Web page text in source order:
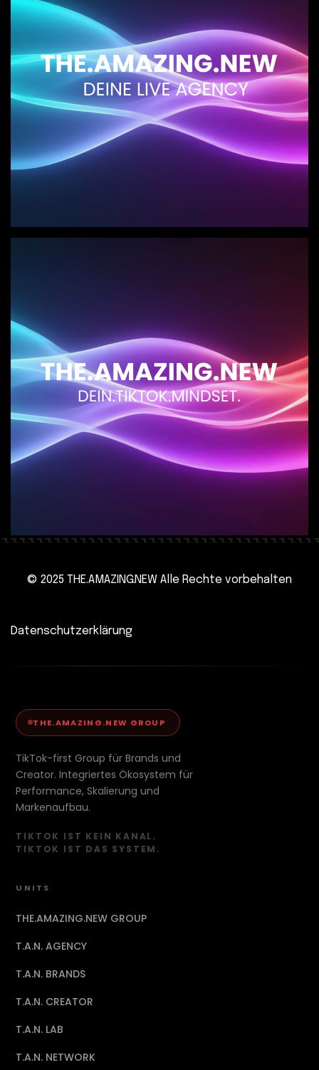
© 2025 THE.AMAZING.NEW Alle Rechte vorbehalten
Datenschutzerklärung
THE.AMAZING.NEW GROUP
TikTok-first Group für Brands und
Creator. Integriertes Ökosystem für
Performance, Skalierung und
Markenaufbau.
TIKTOK IST KEIN KANAL.
TIKTOK IST DAS SYSTEM.
UNITS
THE.AMAZING.NEW GROUP
T.A.N. AGENCY
T.A.N. BRANDS
T.A.N. CREATOR
T.A.N. LAB
T.A.N. NETWORK